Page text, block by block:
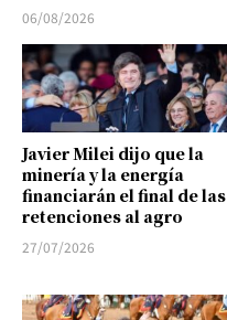
06/08/2026
Javier Milei dijo que la
minería y la energía
financiarán el final de las
retenciones al agro
27/07/2026